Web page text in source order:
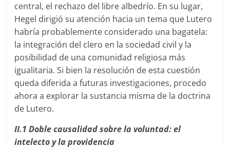
central, el rechazo del libre albedrío. En su lugar,
Hegel dirigió su atención hacia un tema que Lutero
habría probablemente considerado una bagatela:
la integración del clero en la sociedad civil y la
posibilidad de una comunidad religiosa más
igualitaria. Si bien la resolución de esta cuestión
queda diferida a futuras investigaciones, procedo
ahora a explorar la sustancia misma de la doctrina
de Lutero.
II.1 Doble causalidad sobre la voluntad: el
intelecto yla providencia